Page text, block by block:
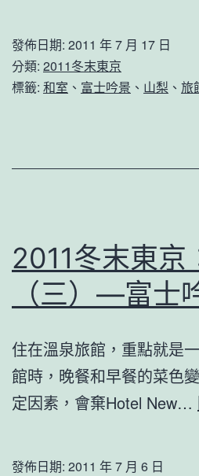
發佈日期: 2011 年 7 月 17 日
分類: 2011冬末東京
標籤: 和室 、 富士吟景 、 山梨 、 旅
2011冬末東京
（三）—富士
住在溫泉旅館，重點就是
館時，晚餐和早餐的菜色
定因素，會棄Hotel New…
發佈日期: 2011 年 7 月 6 日